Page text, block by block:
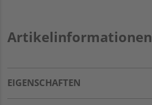
Artikelinformationen
EIGENSCHAFTEN